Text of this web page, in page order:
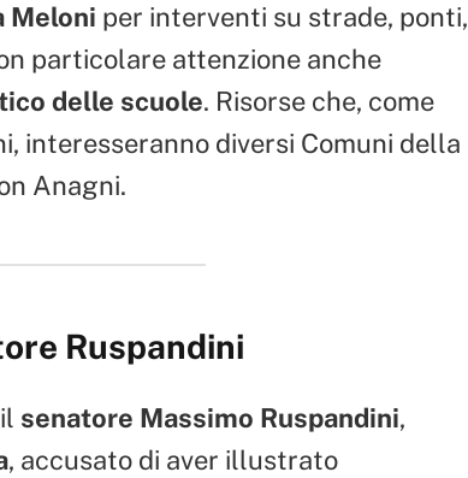
Meloni per interventi su strade, ponti,
particolare attenzione anche
delle scuole. Risorse che, come
interesseranno diversi Comuni della
Anagni.
Ruspandini
senatore Massimo Ruspandini,
, accusato di aver illustrato